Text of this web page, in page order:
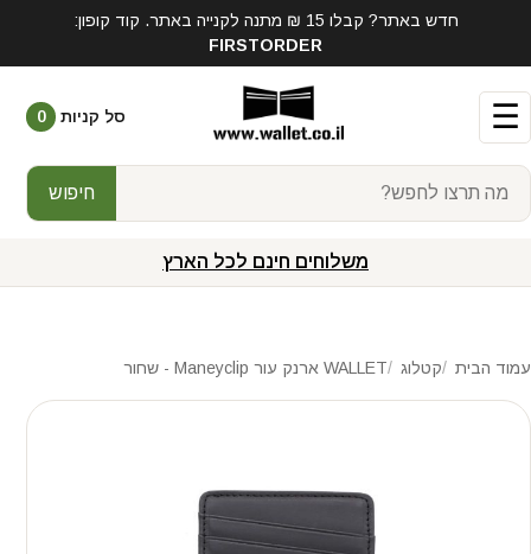
חדש באתר? קבלו 15 ₪ מתנה לקנייה באתר. קוד קופון:
FIRSTORDER
☰
חיפוש
סל קניות 0
משלוחים חינם לכל הארץ
עמוד הבית קטלוג WALLET ארנק עור Maneyclip - שחור